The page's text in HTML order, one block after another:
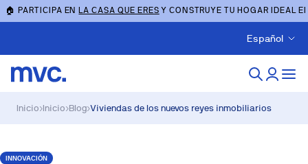
🏠 PARTICIPA ENLA CASA QUE ERES Y CONSTRUYE TU HOGAR IDEAL
Español
Inicio›Inicio›Blog›Viviendas de los nuevos reyes inmobiliarios
INNOVACIÓN